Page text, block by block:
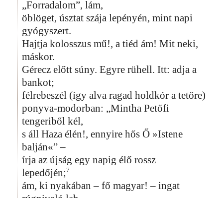
„Forradalom”, lám,
öblöget, úsztat szája lepényén, mint napi
gyógyszert.
Hajtja kolosszus mű!, a tiéd ám! Mit neki,
máskor.
Gérecz előtt súny. Egyre rühell. Itt: adja a
bankot;
félrebeszél (így alva ragad holdkór a tetőre)
ponyva-modorban: „Mintha Petőfi
tengeriből kél,
s áll Haza élén!, ennyire hős Ő »Istene
balján«” –
írja az újság egy napig élő rossz
lepedőjén;7
ám, ki nyakában – fő magyar! – ingat